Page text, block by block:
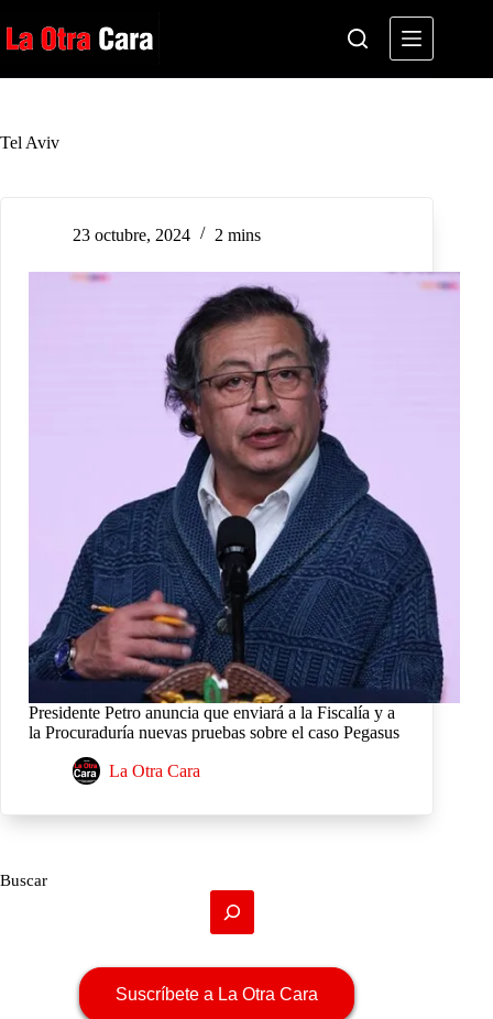
al
contenido
Tel Aviv
23 octubre, 2024 2 mins
Presidente Petro anuncia que enviará a la Fiscalía y a
la Procuraduría nuevas pruebas sobre el caso Pegasus
La Otra Cara
Buscar
Suscríbete a La Otra Cara